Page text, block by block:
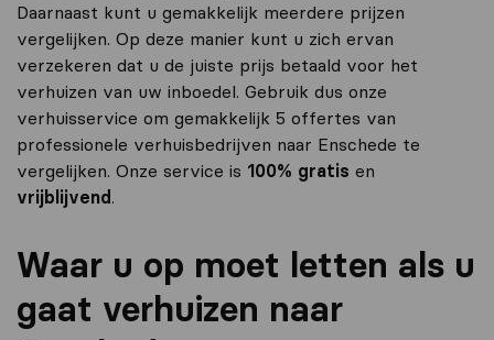
Daarnaast kunt u gemakkelijk meerdere prijzen
vergelijken. Op deze manier kunt u zich ervan
verzekeren dat u de juiste prijs betaald voor het
verhuizen van uw inboedel. Gebruik dus onze
verhuisservice om gemakkelijk 5 offertes van
professionele verhuisbedrijven naar Enschede te
vergelijken. Onze service is 100% gratis en
vrijblijvend .
Waar u op moet letten als u
gaat verhuizen naar